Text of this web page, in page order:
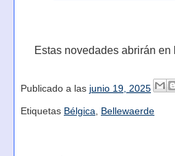
Estas novedades abrirán
Publicado a las junio 19, 2025
Etiquetas Bélgica, Bellewaerde